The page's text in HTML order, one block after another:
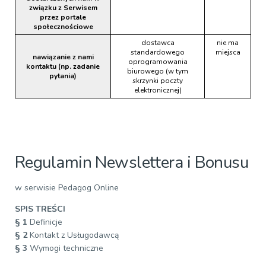
związku z Serwisem
przez portale
społecznościowe
nawiązanie z nami
kontaktu (np. zadanie
pytania)
dostawca
standardowego
oprogramowania
biurowego (w tym
skrzynki poczty
elektronicznej)
nie ma
miejsca
Regulamin Newslettera i Bonusu
w serwisie Pedagog Online
SPIS TREŚCI
§ 1 Definicje
§ 2Kontakt z Usługodawcą
§ 3 Wymogi techniczne